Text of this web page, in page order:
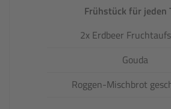
Frühstück für jeden
2x Erdbeer
Gouda
Roggen-Mischbrot